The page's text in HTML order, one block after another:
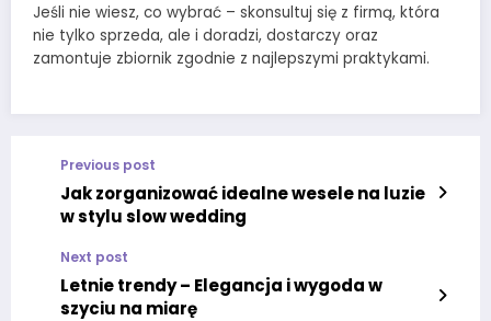
Jeśli nie wiesz, co wybrać – skonsultuj się z firmą, która
nie tylko sprzeda, ale i doradzi, dostarczy oraz
zamontuje zbiornik zgodnie z najlepszymi praktykami.
Previous post
Jak zorganizować idealne wesele na luzie
w stylu slow wedding
Next post
Letnie trendy – Elegancja i wygoda w
szyciu na miarę